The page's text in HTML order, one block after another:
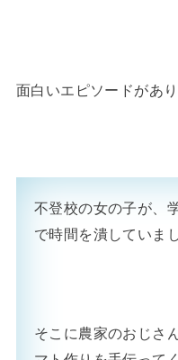
面白いエピソードがあり
不登校の女の子が、
で時間を潰していま
そこに農家のおじさ